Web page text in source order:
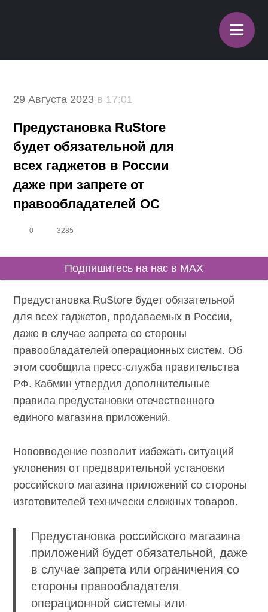
≡
29 Августа 2023 в 17:01
Предустановка RuStore
будет обязательной для
всех гаджетов в России
даже при запрете от
правообладателей ОС
0 3285
Подпишитесь на нас в MAX
Предустановка RuStore будет обязательной
для всех гаджетов, продаваемых в России,
даже в случае запрета со стороны
правообладателей операционных систем. Об
этом сообщила пресс-служба правительства
РФ. Кабмин утвердил дополнительные
правила предустановки отечественного
единого магазина приложений.
Нововведение позволит избежать ситуаций
уклонения от предварительной установки
российского магазина приложений со стороны
изготовителей технически сложных товаров.
Предустановка российского магазина
приложений будет обязательной, даже
в случае запрета или ограничения со
стороны правообладателя
операционной системы или